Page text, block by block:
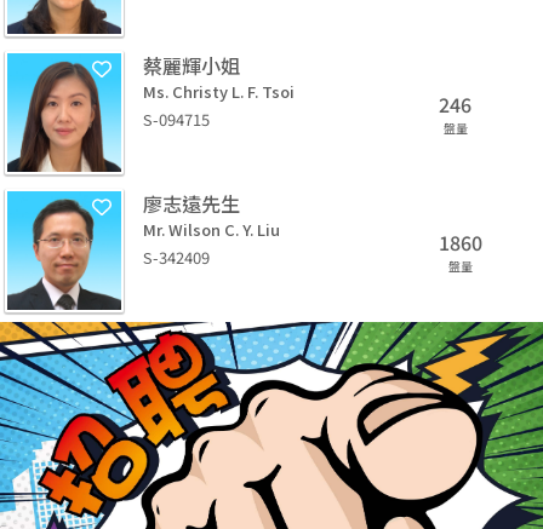
蔡麗輝小姐
Ms. Christy L. F. Tsoi
S-094715
246
盤量
廖志遠先生
Mr. Wilson C. Y. Liu
S-342409
1860
盤量